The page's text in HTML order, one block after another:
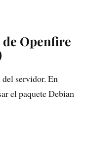
de Openfire
servidor. En
el paquete Debian